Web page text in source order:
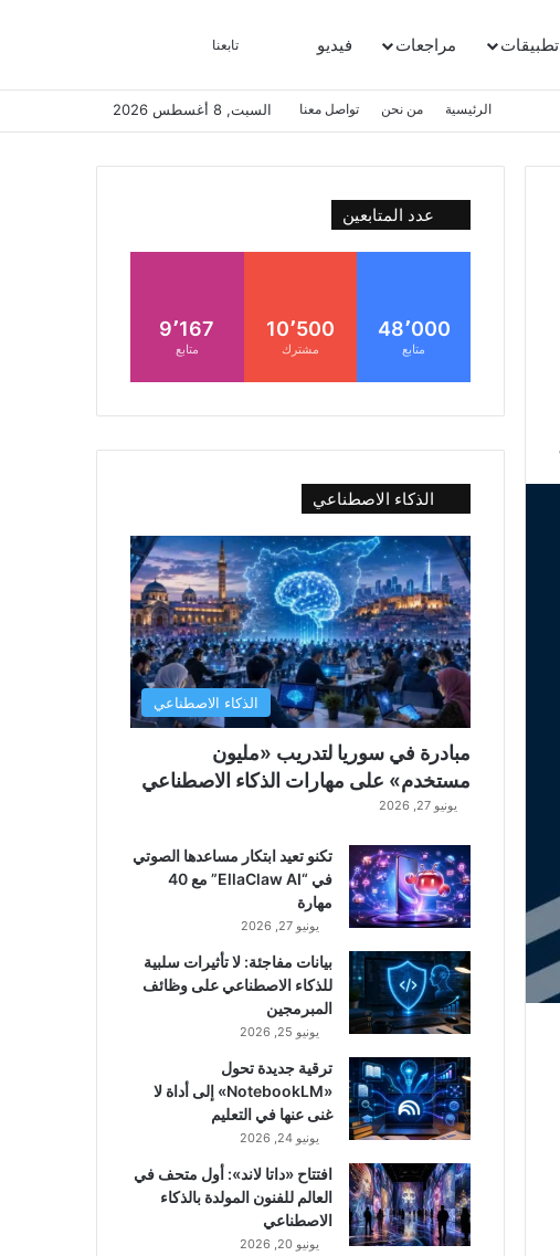
تطبيقات مراجعات فيديو تابعنا
السبت, 8 أغسطس 2026 الرئيسية من نحن تواصل معنا
عدد المتابعين
48٬000
متابع
10٬500
مشترك
9٬167
متابع
الذكاء الاصطناعي
الذكاء الاصطناعي
مبادرة في سوريا لتدريب «مليون
مستخدم» على مهارات الذكاء الاصطناعي
يونيو 27, 2026
تكنو تعيد ابتكار مساعدها الصوتي
في “EllaClaw AI” مع 40
مهارة
يونيو 27, 2026
بيانات مفاجئة: لا تأثيرات سلبية
للذكاء الاصطناعي على وظائف
المبرمجين
يونيو 25, 2026
ترقية جديدة تحول
«NotebookLM» إلى أداة لا
غنى عنها في التعليم
يونيو 24, 2026
افتتاح «داتا لاند»: أول متحف في
العالم للفنون المولدة بالذكاء
الاصطناعي
يونيو 20, 2026